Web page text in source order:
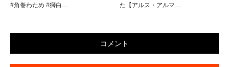
#角巻わため #獅白…
た【アルス・アルマ…
コメント